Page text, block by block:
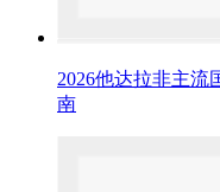
2026他达拉非主流
南